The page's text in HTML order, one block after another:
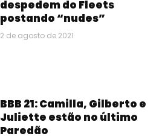
despedem do Fleets
postando “nudes”
2 de agosto de 2021
BBB 21: Camilla, Gilberto e
Juliette estão no último
Paredão